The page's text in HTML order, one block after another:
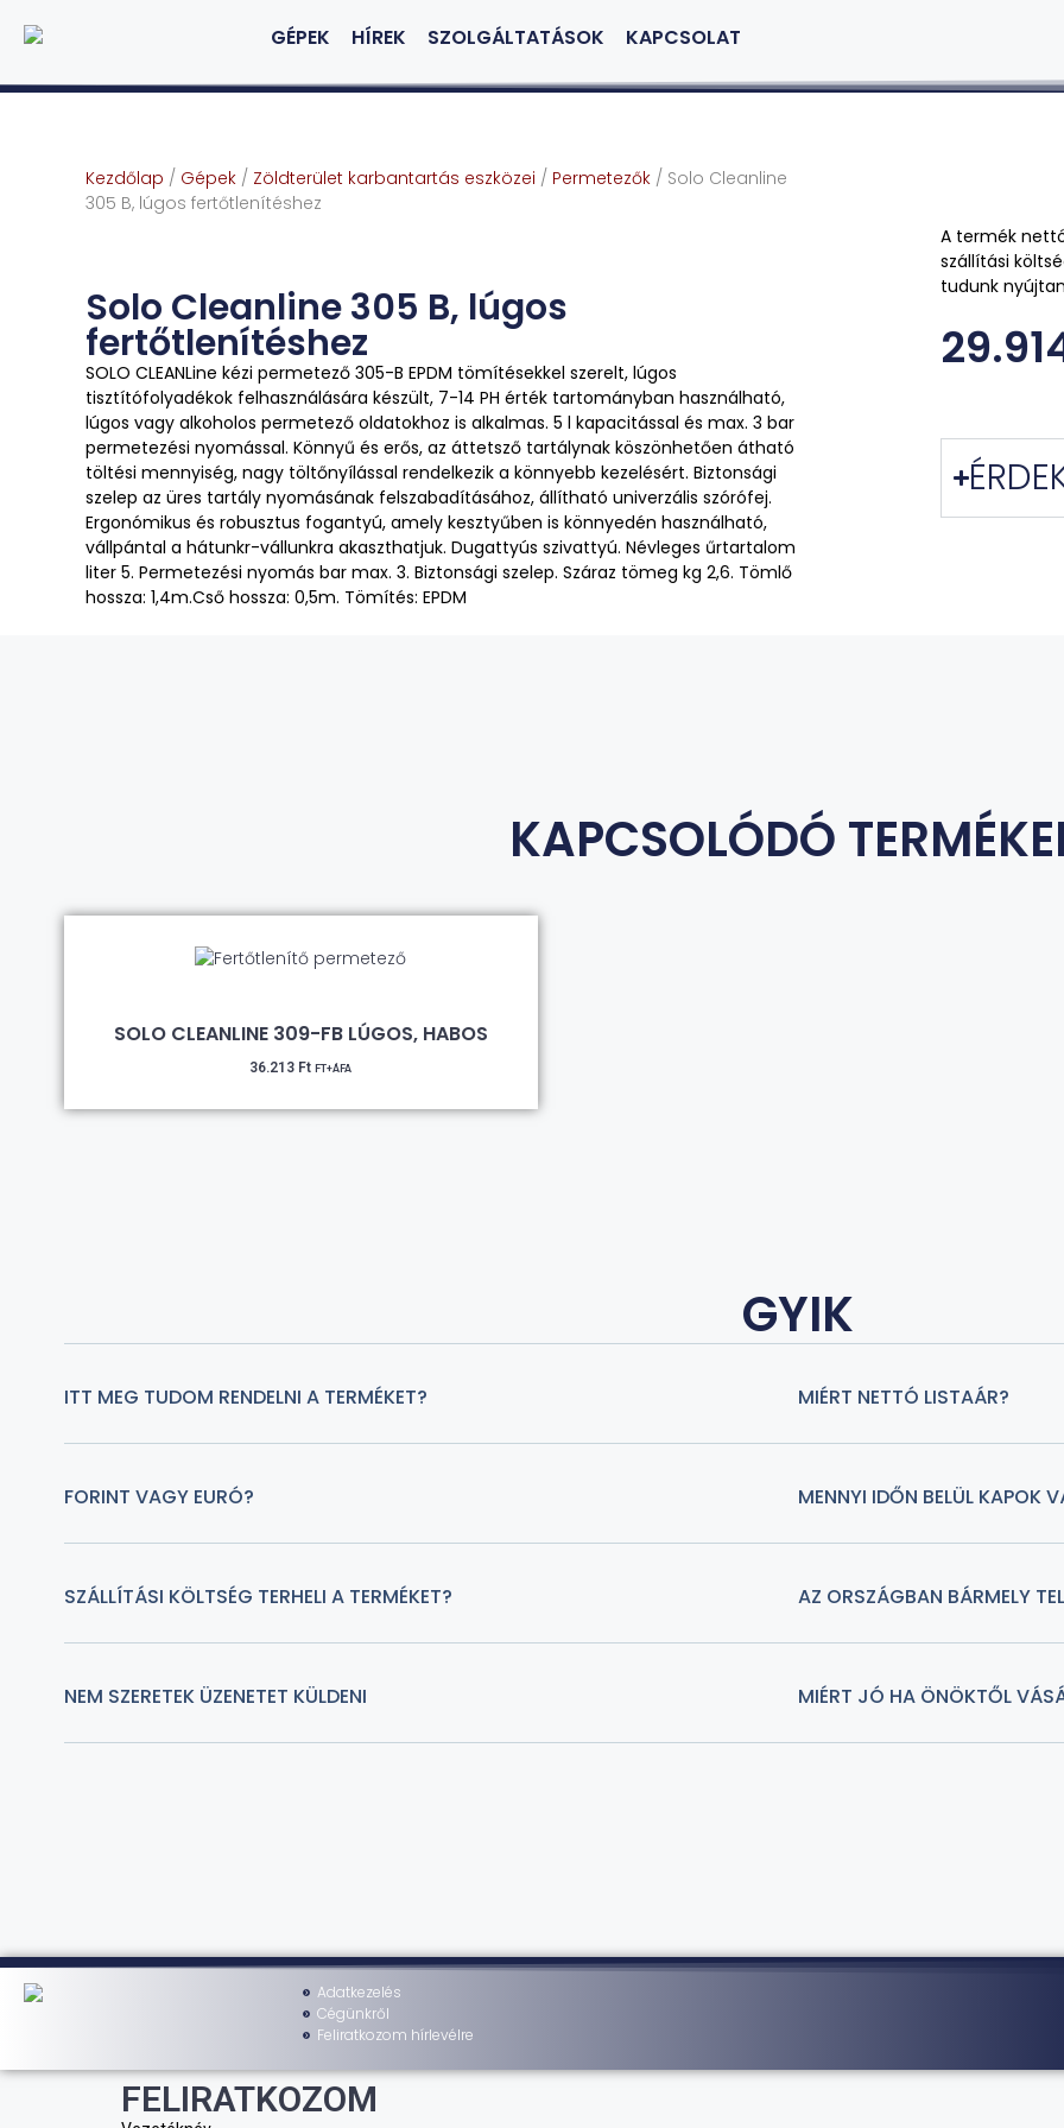
GÉPEK HÍREK SZOLGÁLTATÁSOK KAPCSOLAT
Kezdőlap / Gépek / Zöldterület karbantartás eszközei / Permetezők / Solo Cleanline
305 B, lúgos fertőtlenítéshez
Solo Cleanline 305 B, lúgos
fertőtlenítéshez
SOLO CLEANLine kézi permetező 305-B EPDM tömítésekkel szerelt, lúgos
tisztítófolyadékok felhasználására készült, 7-14 PH érték tartományban használható,
lúgos vagy alkoholos permetező oldatokhoz is alkalmas. 5 l kapacitással és max. 3 bar
permetezési nyomással. Könnyű és erős, az áttetsző tartálynak köszönhetően átható
töltési mennyiség, nagy töltőnyílással rendelkezik a könnyebb kezelésért. Biztonsági
szelep az üres tartály nyomásának felszabadításához, állítható univerzális szórófej.
Ergonómikus és robusztus fogantyú, amely kesztyűben is könnyedén használható,
vállpántal a hátunkr-vállunkra akaszthatjuk. Dugattyús szivattyú. Névleges űrtartalom
liter 5. Permetezési nyomás bar max. 3. Biztonsági szelep. Száraz tömeg kg 2,6. Tömlő
hossza: 1,4m.Cső hossza: 0,5m. Tömítés: EPDM
A termék
szállítási
tudunk
KAPCSOLÓDÓ
SOLO CLEANLINE 309-FB LÚGOS, HABOS
36.213 Ft FT+ÁFA
GYIK
ITT MEG TUDOM RENDELNI A TERMÉKET?
FORINT VAGY EURÓ?
SZÁLLÍTÁSI KÖLTSÉG TERHELI A TERMÉKET?
NEM SZERETEK ÜZENETET KÜLDENI
MIÉRT NETTÓ LISTAÁR?
MENNYI IDŐN BELÜL KAPOK
AZ ORSZÁGBAN BÁRMELY
MIÉRT JÓ HA ÖNÖKTŐL
Adatkezelés
Cégünkről
Feliratkozom hírlevélre
FELIRATKOZOM